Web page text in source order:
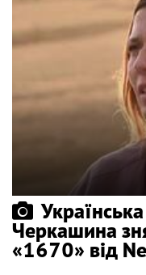
Черкашина
«1670» від